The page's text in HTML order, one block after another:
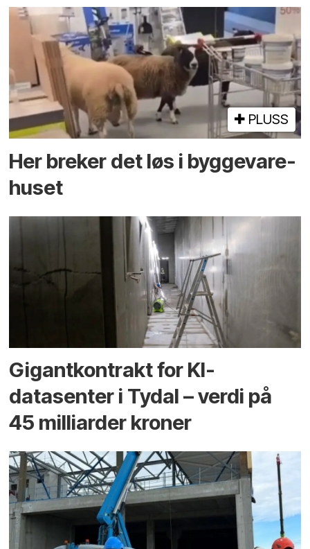
PLUSS
Her breker det løs i bygge­vare­
huset
Gigantkontrakt for KI-
datasenter i Tydal – verdi på
45 milliarder kroner